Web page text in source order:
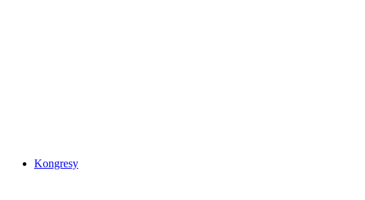
Kongresy